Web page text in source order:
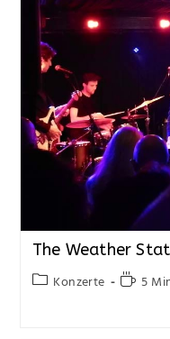
The Weather
Konzerte 5